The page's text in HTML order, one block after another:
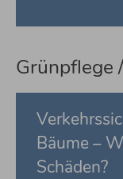
Grünpflege
Bäume –
Schäden?